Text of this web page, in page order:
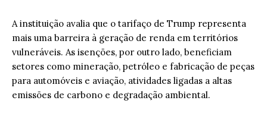
A instituição avalia que o tarifaço de Trump representa
mais uma barreira à geração de renda em territórios
vulneráveis. As isenções, por outro lado, beneficiam
setores como mineração, petróleo e fabricação de peças
para automóveis e aviação, atividades ligadas a altas
emissões de carbono e degradação ambiental.